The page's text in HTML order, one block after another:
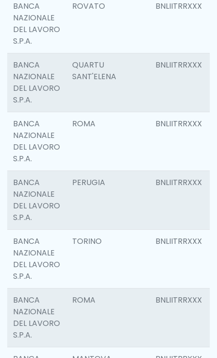
BANCA
NAZIONALE
DEL LAVORO
S.P.A.
ROVATO BNLIITRRXXX
BANCA
NAZIONALE
DEL LAVORO
S.P.A.
QUARTU
SANT'ELENA
BNLIITRRXXX
BANCA
NAZIONALE
DEL LAVORO
S.P.A.
ROMA BNLIITRRXXX
BANCA
NAZIONALE
DEL LAVORO
S.P.A.
PERUGIA BNLIITRRXXX
BANCA
NAZIONALE
DEL LAVORO
S.P.A.
TORINO BNLIITRRXXX
BANCA
NAZIONALE
DEL LAVORO
S.P.A.
ROMA BNLIITRRXXX